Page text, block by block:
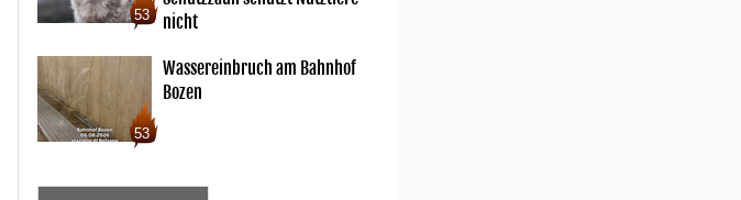
53
nicht
53
Wassereinbruch am Bahnhof
Bozen